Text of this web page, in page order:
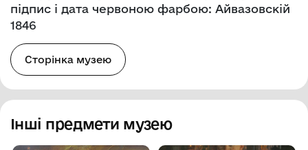
підпис і дата червоною фарбою: Айвазовскій
1846
Сторінка музею
Інші предмети музею